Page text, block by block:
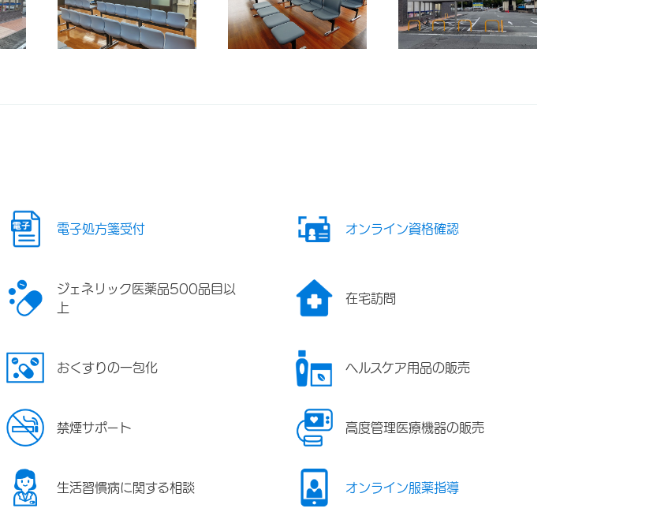
電子処方箋受付 オンライン資格確認
ジェネリック医薬品500品目以
上
在宅訪問
おくすりの一包化 ヘルスケア用品の販売
禁煙サポート 高度管理医療機器の販売
生活習慣病に関する相談 オンライン服薬指導